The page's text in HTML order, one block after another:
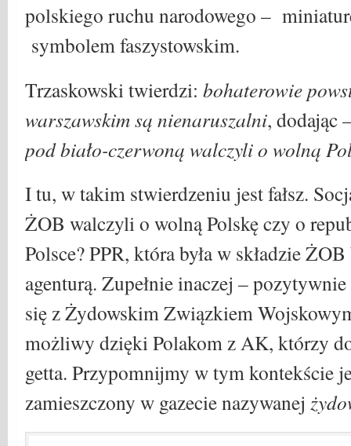
polskiego ruchu narodowego –
symbolem faszystowskim.
Trzaskowski twierdzi: bohaterowie
warszawskim są nienaruszalni, dodając
pod biało-czerwoną walczyli o wolną
I tu, w takim stwierdzeniu jest fałsz.
ŻOB walczyli o wolną Polskę czy o
Polsce? PPR, która była w składzie
agenturą. Zupełnie inaczej –
się z Żydowskim Związkiem
możliwy dzięki Polakom z AK, którzy
getta. Przypomnijmy w tym kontekście
zamieszczony w gazecie nazywanej